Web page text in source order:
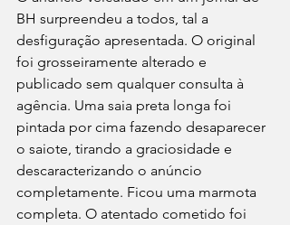
BH surpreendeu a todos, tal a
desfiguração apresentada. O original
foi grosseiramente alterado e
publicado sem qualquer consulta à
agência. Uma saia preta longa foi
pintada por cima fazendo desaparecer
o saiote, tirando a graciosidade e
descaracterizando o anúncio
completamente. Ficou uma marmota
completa. O atentado cometido foi